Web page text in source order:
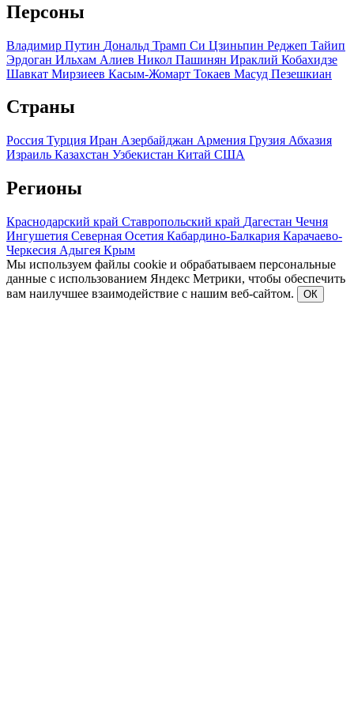
Персоны
Владимир Путин Дональд Трамп Си Цзиньпин Реджеп Тайип
Эрдоган Ильхам Алиев Никол Пашинян Ираклий Кобахидзе
Шавкат Мирзиеев Касым-Жомарт Токаев Масуд Пезешкиан
Страны
Россия Турция Иран Азербайджан Армения Грузия Абхазия
Израиль Казахстан Узбекистан Китай США
Регионы
Краснодарский край Ставропольский край Дагестан Чечня
Ингушетия Северная Осетия Кабардино-Балкария Карачаево-
Черкесия Адыгея Крым
Мы используем файлы cookie и обрабатываем персональные
данные с использованием Яндекс Метрики, чтобы обеспечить
вам наилучшее взаимодействие с нашим веб-сайтом.
ОК